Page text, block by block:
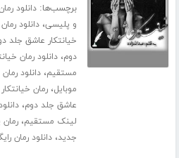
برچسب‌ها:دانلود
و پلیسی،دانلود
خیانتکار عاشق جلد
دوم،دانلود رمان
مستقیم،دانلود
موبایل،رمان
عاشق جلد دوم،
لینک مستقیم،
جدید،دانلود رمان